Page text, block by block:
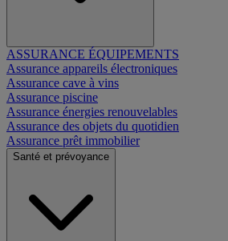
ASSURANCE ÉQUIPEMENTS
Assurance appareils électroniques
Assurance cave à vins
Assurance piscine
Assurance énergies renouvelables
Assurance des objets du quotidien
Assurance prêt immobilier
Santé et prévoyance